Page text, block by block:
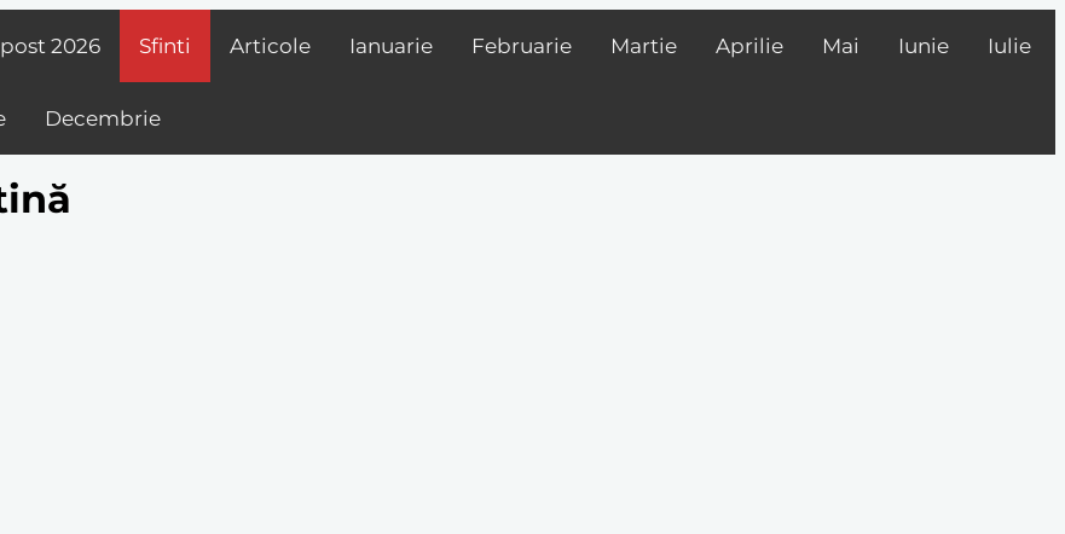
2026 Sfinti Articole Ianuarie Februarie Martie Aprilie Mai Iunie Iulie
Decembrie